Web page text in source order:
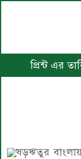
প্রিন্ট এর
ষড়ঋতুর